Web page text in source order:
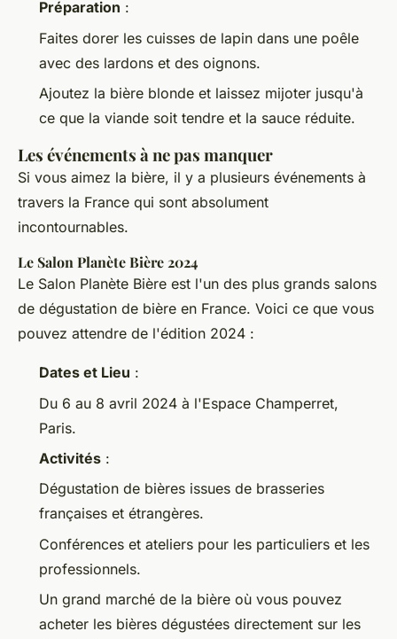
Préparation :
Faites dorer les cuisses de lapin dans une poêle
avec des lardons et des oignons.
Ajoutez la bière blonde et laissez mijoter jusqu'à
ce que la viande soit tendre et la sauce réduite.
Les événements à ne pas manquer
Si vous aimez la bière, il y a plusieurs événements à
travers la France qui sont absolument
incontournables.
Le Salon Planète Bière 2024
Le Salon Planète Bière est l'un des plus grands salons
de dégustation de bière en France. Voici ce que vous
pouvez attendre de l'édition 2024 :
Dates et Lieu :
Du 6 au 8 avril 2024 à l'Espace Champerret,
Paris.
Activités :
Dégustation de bières issues de brasseries
françaises et étrangères.
Conférences et ateliers pour les particuliers et les
professionnels.
Un grand marché de la bière où vous pouvez
acheter les bières dégustées directement sur les